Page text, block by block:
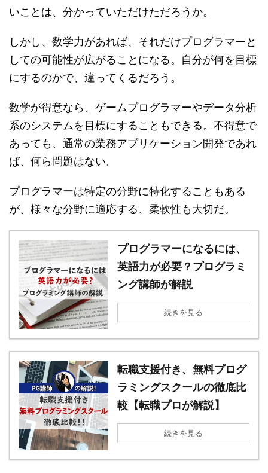
いことは、分かっていただけただろうか。
しかし、数学力があれば、それだけプログラマーと
しての可能性が広がることになる。自分が何を目標
にするのかで、違ってくるだろう。
数学が得意なら、ゲームプログラマーやデータ分析
系のシステムを目標にすることもできる。不得意で
あっても、通常の業務アプリケーション開発であれ
ば、何ら問題はない。
プログラマーは特定の分野に特化することもある
が、様々な分野に適応する、柔軟性も大切だ。
プログラマーになるには、
英語力が必要？プログラミ
ング講師が解説
続きを見る
転職支援付き、無料プログ
ラミングスクールの徹底比
較【転職プロが解説】
続きを見る